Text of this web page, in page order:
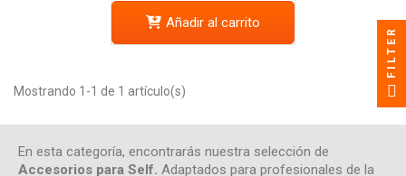
Añadir al carrito
Mostrando 1-1 de 1 artículo(s)
En esta categoría, encontrarás nuestra selección de
Accesorios para Self. Adaptados para profesionales de la
FILTER